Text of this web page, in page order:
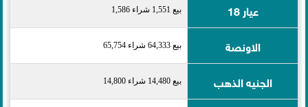
عيار 18 بيع 1,551 شراء 1,586
الاونصة بيع 64,333 شراء 65,754
الجنيه الذهب بيع 14,480 شراء 14,800